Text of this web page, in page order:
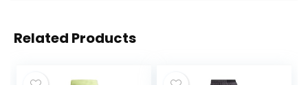
Related Products